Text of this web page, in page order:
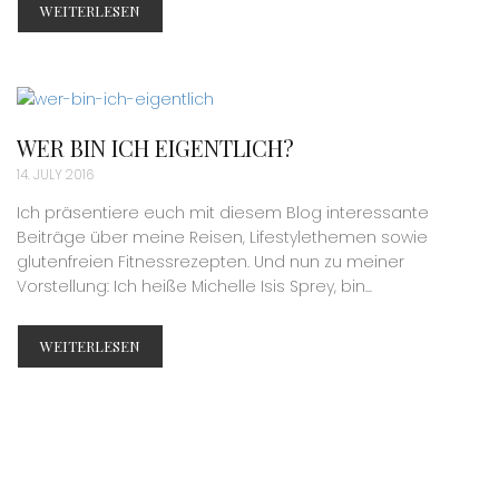
WEITERLESEN
WER BIN ICH EIGENTLICH?
14. JULY 2016
Ich präsentiere euch mit diesem Blog interessante
Beiträge über meine Reisen, Lifestylethemen sowie
glutenfreien Fitnessrezepten. Und nun zu meiner
Vorstellung: Ich heiße Michelle Isis Sprey, bin...
WEITERLESEN